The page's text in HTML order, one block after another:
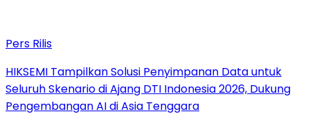
Pers Rilis
HIKSEMI Tampilkan Solusi Penyimpanan Data untuk
Seluruh Skenario di Ajang DTI Indonesia 2026, Dukung
Pengembangan AI di Asia Tenggara